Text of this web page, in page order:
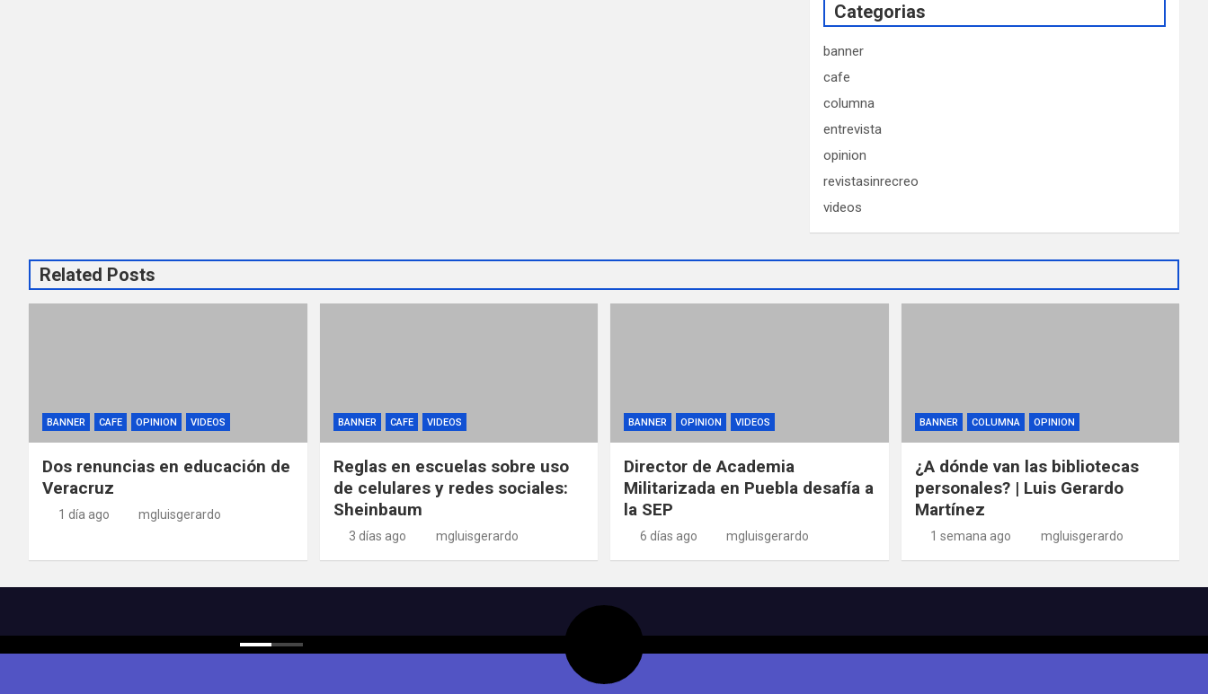
Categorias
banner
cafe
columna
entrevista
opinion
revistasinrecreo
videos
Related Posts
BANNER CAFE OPINION VIDEOS
Dos renuncias en educación de
Veracruz
1 día ago mgluisgerardo
BANNER CAFE VIDEOS
Reglas en escuelas sobre uso
de celulares y redes sociales:
Sheinbaum
3 días ago mgluisgerardo
BANNER OPINION VIDEOS
Director de Academia
Militarizada en Puebla desafía a
la SEP
6 días ago mgluisgerardo
BANNER COLUMNA OPINION
¿A dónde van las bibliotecas
personales? | Luis Gerardo
Martínez
1 semana ago mgluisgerardo